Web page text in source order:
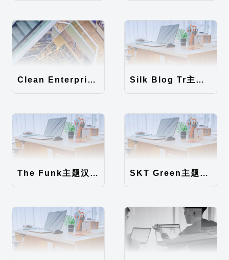
Clean Enterprise主题汉化包 Silk Blog Tr主题汉化包
The Funk主题汉化包 SKT Green主题汉化包